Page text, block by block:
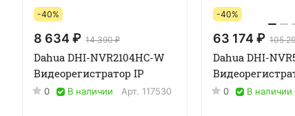
-40%
8 634 ₽ 14 390 ₽
Dahua DHI-NVR2104HC-W
Видеорегистратор IP
0 В наличии Арт. 117530
-40%
63 174 ₽ 105
Dahua DHI-
0 В наличии